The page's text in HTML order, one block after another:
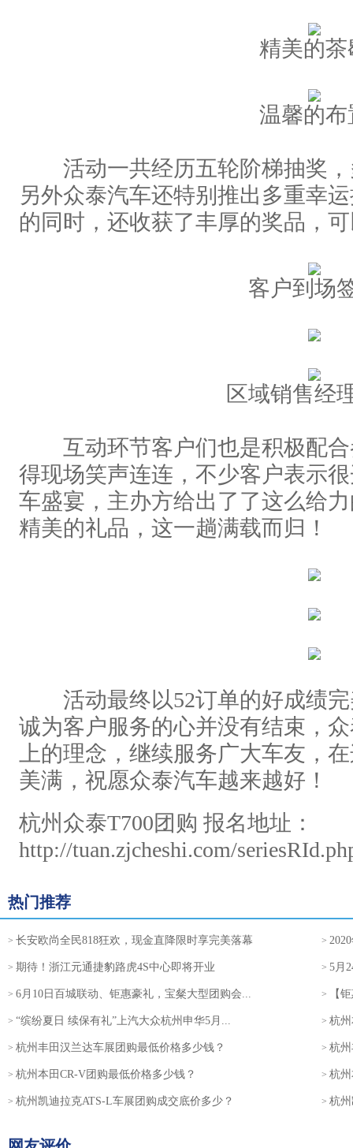
精美的茶
温馨的布
活动一共经历五轮阶梯抽奖，
另外众泰汽车还特别推出多重幸
的同时，还收获了丰厚的奖品，
客户到场
区域销售经
互动环节客户们也是积极配合
得现场笑声连连，不少客户表示
车盛宴，主办方给出了了这么给
精美的礼品，这一趟满载而归！
活动最终以52订单的好成绩完
诚为客户服务的心并没有结束，
上的理念，继续服务广大车友，
美满，祝愿众泰汽车越来越好！
杭州众泰T700团购 报名地址：
http://tuan.zjcheshi.com/
热门推荐
> 长安欧尚全民818狂欢，现金直降限时享完美落幕 >
> 期待！浙江元通捷豹路虎4S中心即将开业 > 5月
> 6月10日百城联动、钜惠豪礼，宝粲大型团购会... > 【
> “缤纷夏日 续保有礼”上汽大众杭州申华5月... > 杭
> 杭州丰田汉兰达车展团购最低价格多少钱？ > 杭
> 杭州本田CR-V团购最低价格多少钱？ > 杭
> 杭州凯迪拉克ATS-L车展团购成交底价多少？ > 杭